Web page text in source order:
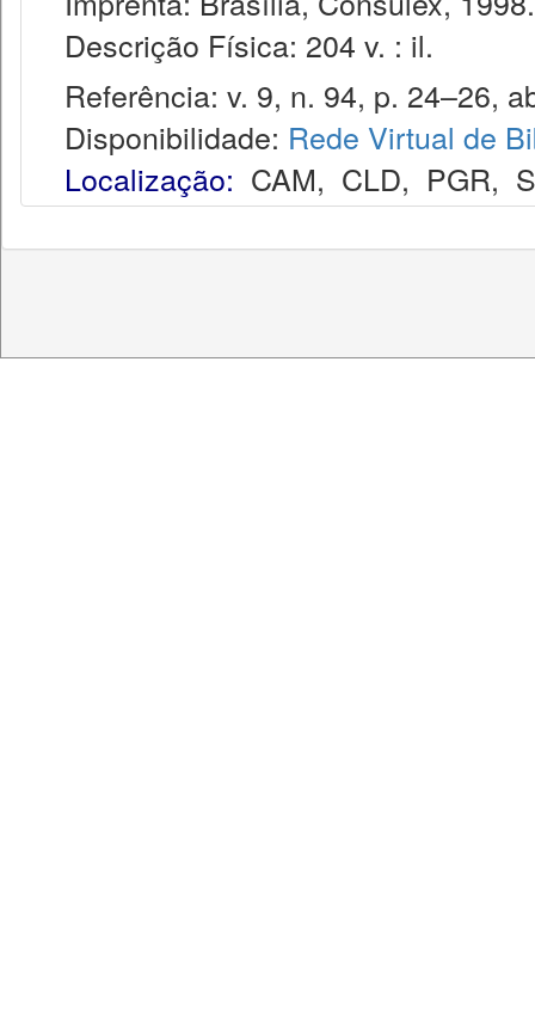
Descrição Física: 204 v. : il.
Referência: v. 9, n. 94, p. 24–26,
Disponibilidade: Rede Virtual de
Localização: CAM, CLD, PGR,